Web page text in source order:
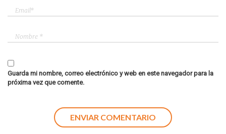
Guarda mi nombre, correo electrónico y web en este navegador para la
próxima vez que comente.